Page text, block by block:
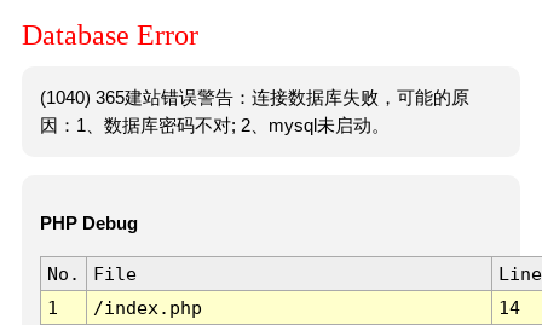
Database Error
(1040) 365建站错误警告：连接数据库失败，可能的原
因：1、数据库密码不对; 2、mysql未启动。
PHP Debug
No. File
Line
1
/index.php 14